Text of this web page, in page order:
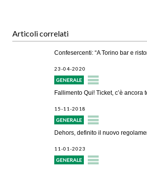
Articoli correlati
Confesercenti: “A Torino bar e
23-04-2020
GENERALE
Fallimento Qui! Ticket, c’è ancora
15-11-2018
GENERALE
Dehors, definito il nuovo
11-01-2023
GENERALE